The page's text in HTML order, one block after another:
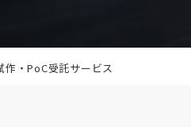
作・PoC受託サービス